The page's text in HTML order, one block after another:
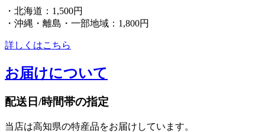
・北海道：1,500円
・沖縄・離島・一部地域：1,800円
詳しくはこちら
お届けについて
配送日/時間帯の指定
当店は高知県の特産品をお届けしています。